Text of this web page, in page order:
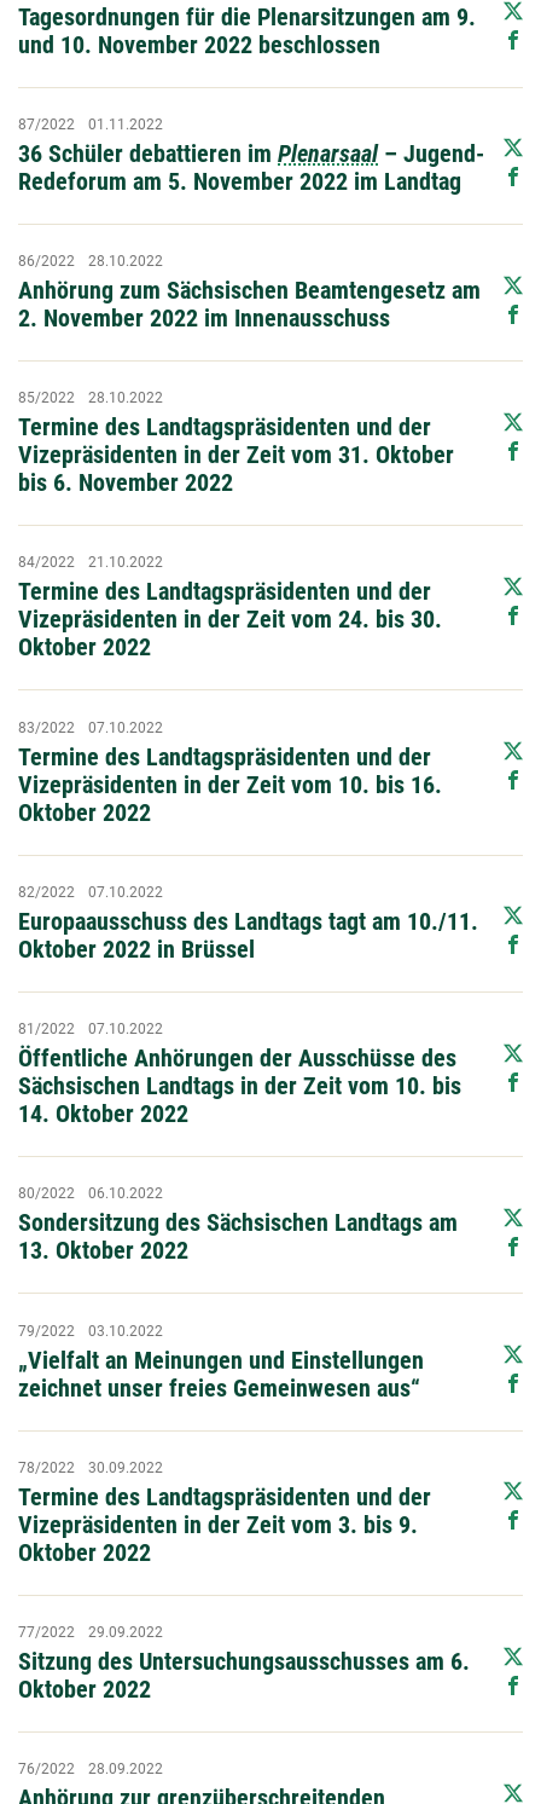
Tagesordnungen für die Plenarsitzungen am 9.
und 10. November 2022 beschlossen
36 Schüler debattieren im Plenarsaal– Jugend-
Redeforum am 5. November 2022 im Landtag
87/2022 01.11.2022
Anhörung zum Sächsischen Beamtengesetz am
2. November 2022 im Innenausschuss
86/2022 28.10.2022
Termine des Landtagspräsidenten und der
Vizepräsidenten in der Zeit vom 31. Oktober
bis 6. November 2022
85/2022 28.10.2022
Termine des Landtagspräsidenten und der
Vizepräsidenten in der Zeit vom 24. bis 30.
Oktober 2022
84/2022 21.10.2022
Termine des Landtagspräsidenten und der
Vizepräsidenten in der Zeit vom 10. bis 16.
Oktober 2022
83/2022 07.10.2022
Europaausschuss des Landtags tagt am 10./11.
Oktober 2022 in Brüssel
82/2022 07.10.2022
Öffentliche Anhörungen der Ausschüsse des
Sächsischen Landtags in der Zeit vom 10. bis
14. Oktober 2022
81/2022 07.10.2022
Sondersitzung des Sächsischen Landtags am
13. Oktober 2022
80/2022 06.10.2022
„Vielfalt an Meinungen und Einstellungen
zeichnet unser freies Gemeinwesen aus“
79/2022 03.10.2022
Termine des Landtagspräsidenten und der
Vizepräsidenten in der Zeit vom 3. bis 9.
Oktober 2022
78/2022 30.09.2022
Sitzung des Untersuchungsausschusses am 6.
Oktober 2022
77/2022 29.09.2022
76/2022 28.09.2022